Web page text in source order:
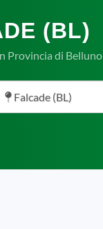
(BL)
Provincia di Belluno
Falcade (BL)